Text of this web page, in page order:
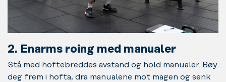
2. Enarms roing med manualer
Stå med hoftebreddes avstand og hold manualer. Bøy
deg frem i hofta, dra manualene mot magen og senk